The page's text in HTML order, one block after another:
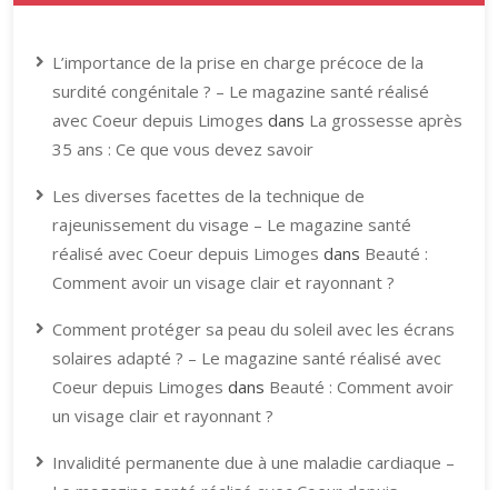
L’importance de la prise en charge précoce de la
surdité congénitale ? – Le magazine santé réalisé
avec Coeur depuis Limoges dans La grossesse après
35 ans : Ce que vous devez savoir
Les diverses facettes de la technique de
rajeunissement du visage – Le magazine santé
réalisé avec Coeur depuis Limoges dans Beauté :
Comment avoir un visage clair et rayonnant ?
Comment protéger sa peau du soleil avec les écrans
solaires adapté ? – Le magazine santé réalisé avec
Coeur depuis Limoges dans Beauté : Comment avoir
un visage clair et rayonnant ?
Invalidité permanente due à une maladie cardiaque –